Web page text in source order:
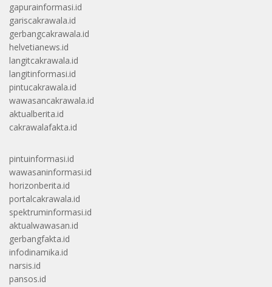
gapurainformasi.id
gariscakrawala.id
gerbangcakrawala.id
helvetianews.id
langitcakrawala.id
langitinformasi.id
pintucakrawala.id
wawasancakrawala.id
aktualberita.id
cakrawalafakta.id
pintuinformasi.id
wawasaninformasi.id
horizonberita.id
portalcakrawala.id
spektruminformasi.id
aktualwawasan.id
gerbangfakta.id
infodinamika.id
narsis.id
pansos.id